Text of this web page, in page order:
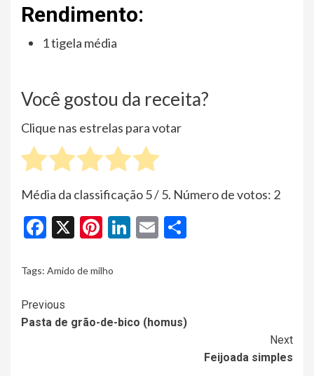
Rendimento:
1 tigela média
Você gostou da receita?
Clique nas estrelas para votar
Média da classificação5/ 5. Número de votos: 2
Facebook
X Pinterest
LinkedIn
Email
Tags: Amido de milho
Continue
Reading
Previous
Pasta de grão-de-bico (homus)
Next
Feijoada simples